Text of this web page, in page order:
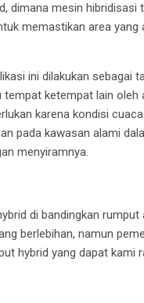
dimana mesin
memastikan area
ini dilakukan sebagai
ketempat lain
karena kondisi
pada kawasan alami
menyiramnya.
di bandingkan
berlebihan, namun
hybrid yang dapat kami